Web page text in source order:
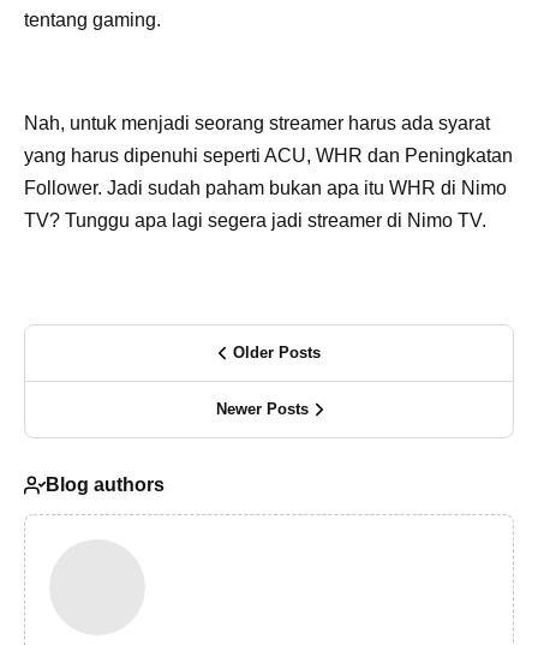
tentang gaming.
Nah, untuk menjadi seorang streamer harus ada syarat
yang harus dipenuhi seperti ACU, WHR dan Peningkatan
Follower. Jadi sudah paham bukan apa itu WHR di Nimo
TV? Tunggu apa lagi segera jadi streamer di Nimo TV.
Older Posts
Newer Posts
Blog authors